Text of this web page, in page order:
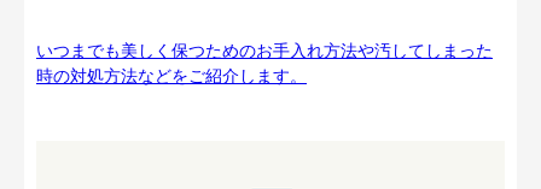
いつまでも美しく保つためのお手入れ方法や汚してしまった
時の対処方法などをご紹介します。